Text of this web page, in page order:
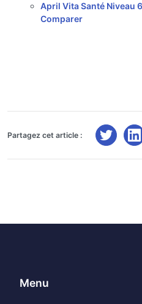
April Vita Santé Niveau
Comparer
Partagez cet article :
Menu